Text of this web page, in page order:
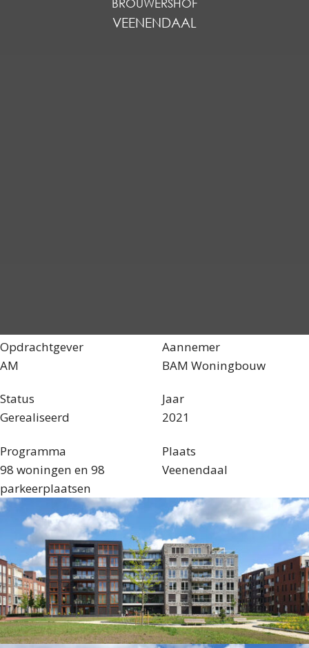
VEENENDAAL
Opdrachtgever
AM
Aannemer
BAM Woningbouw
Status
Gerealiseerd
Jaar
2021
Programma
98 woningen en 98
parkeerplaatsen
Plaats
Veenendaal